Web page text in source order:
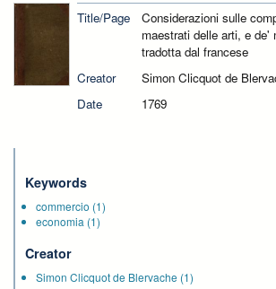
Title/Page
Considerazioni sulle
maestrati delle arti, e de'
tradotta dal francese
Creator
Simon Clicquot de
Date
1769
Keywords
commercio (1)
economia (1)
Creator
Simon Clicquot de Blervache (1)